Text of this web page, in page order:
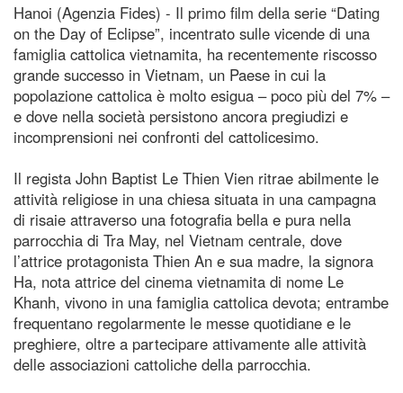
Hanoi (Agenzia Fides) - Il primo film della serie “Dating
on the Day of Eclipse”, incentrato sulle vicende di una
famiglia cattolica vietnamita, ha recentemente riscosso
grande successo in Vietnam, un Paese in cui la
popolazione cattolica è molto esigua – poco più del 7% –
e dove nella società persistono ancora pregiudizi e
incomprensioni nei confronti del cattolicesimo.
Il regista John Baptist Le Thien Vien ritrae abilmente le
attività religiose in una chiesa situata in una campagna
di risaie attraverso una fotografia bella e pura nella
parrocchia di Tra May, nel Vietnam centrale, dove
l’attrice protagonista Thien An e sua madre, la signora
Ha, nota attrice del cinema vietnamita di nome Le
Khanh, vivono in una famiglia cattolica devota; entrambe
frequentano regolarmente le messe quotidiane e le
preghiere, oltre a partecipare attivamente alle attività
delle associazioni cattoliche della parrocchia.